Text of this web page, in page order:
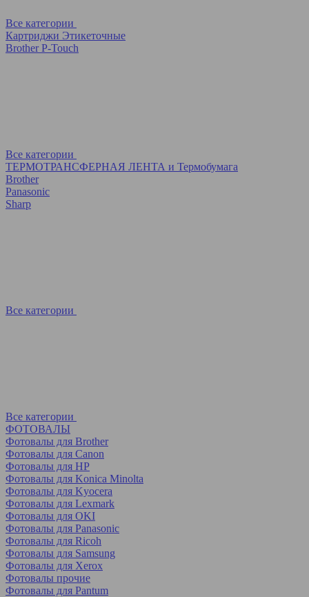
Все категории
Картриджи Этикеточные
Brother P-Touch
Все категории
ТЕРМОТРАНСФЕРНАЯ ЛЕНТА и Термобумага
Brother
Panasonic
Sharp
Все категории
Все категории
ФОТОВАЛЫ
Фотовалы для Brother
Фотовалы для Canon
Фотовалы для HP
Фотовалы для Koniсa Minolta
Фотовалы для Kyocera
Фотовалы для Lexmark
Фотовалы для OKI
Фотовалы для Panasonic
Фотовалы для Ricoh
Фотовалы для Samsung
Фотовалы для Xerox
Фотовалы прочие
Фотовалы для Pantum